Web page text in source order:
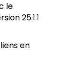
le
25.1.1
en